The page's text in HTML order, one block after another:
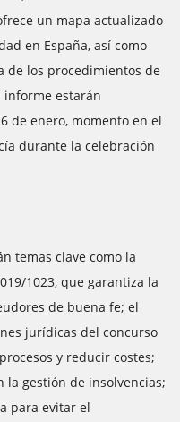
un mapa actualizado
en España, así como
de los procedimientos de
informe estarán
de enero, momento en el
durante la celebración
temas clave como la
1023, que garantiza la
de buena fe; el
jurídicas del concurso
y reducir costes;
gestión de insolvencias;
para evitar el